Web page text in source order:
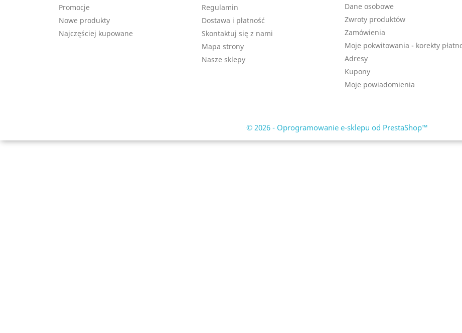
Promocje
Nowe produkty
Najczęściej kupowane
Regulamin
Dostawa i płatność
Skontaktuj się z nami
Mapa strony
Nasze sklepy
Dane osobowe
Zwroty produktów
Zamówienia
Moje pokwitowania - korekty
Adresy
Kupony
Moje powiadomienia
© 2026 - Oprogramowanie e-sklepu od PrestaShop™